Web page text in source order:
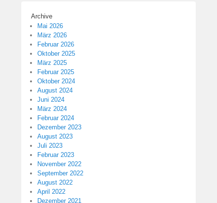
Archive
Mai 2026
März 2026
Februar 2026
Oktober 2025
März 2025
Februar 2025
Oktober 2024
August 2024
Juni 2024
März 2024
Februar 2024
Dezember 2023
August 2023
Juli 2023
Februar 2023
November 2022
September 2022
August 2022
April 2022
Dezember 2021